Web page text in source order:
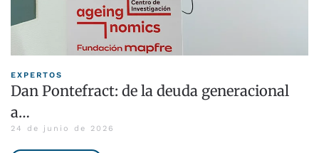
EXPERTOS
Dan Pontefract: de la deuda generacional
a…
24 de junio de 2026